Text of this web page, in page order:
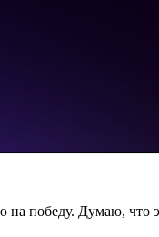
на победу. Думаю, что